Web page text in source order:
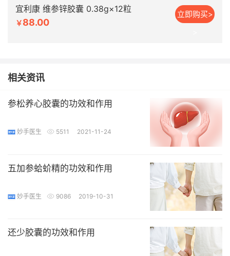
宜利康 维参锌胶囊 0.38g×12粒
￥88.00
立即购买>
相关资讯
参松养心胶囊的功效和作用
妙手医生 5511 2021-11-24
五加参蛤蚧精的功效和作用
妙手医生 9086 2019-10-31
还少胶囊的功效和作用